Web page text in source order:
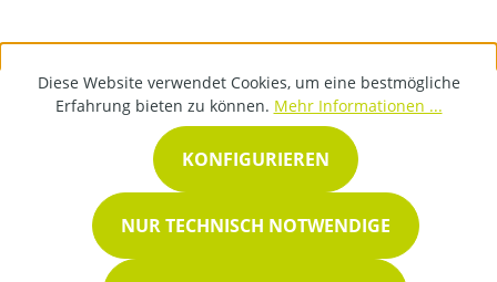
Diese Website verwendet Cookies, um eine bestmögliche
Erfahrung bieten zu können. Mehr Informationen ...
NUR TECHNISCH NOTWENDIGE
KONFIGURIEREN